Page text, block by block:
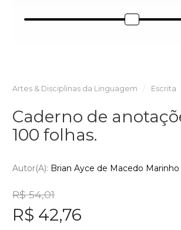
Artes & Disciplinas da Linguagem Escrita
Caderno de
100 folhas.
Autor(a): Brian Ayce de Macedo Marinho
R$ 54,01
R$ 42,76